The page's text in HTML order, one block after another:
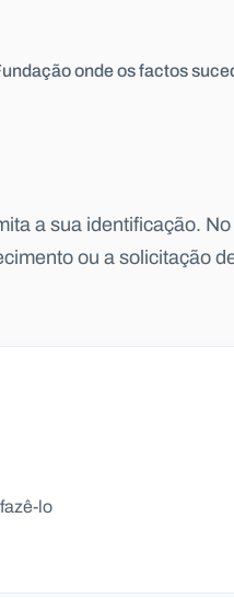
onde os factos
a sua identificação.
ou a solicitação
lo